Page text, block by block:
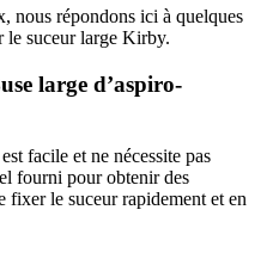
nous répondons ici à quelques
le suceur large Kirby.
large d’aspiro-
facile et ne nécessite pas
fourni pour obtenir des
fixer le suceur rapidement et en